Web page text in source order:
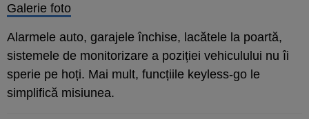
Galerie foto
Alarmele auto, garajele închise, lacătele la poartă,
sistemele de monitorizare a poziției vehiculului nu îi
sperie pe hoți. Mai mult, funcțiile keyless-go le
simplifică misiunea.